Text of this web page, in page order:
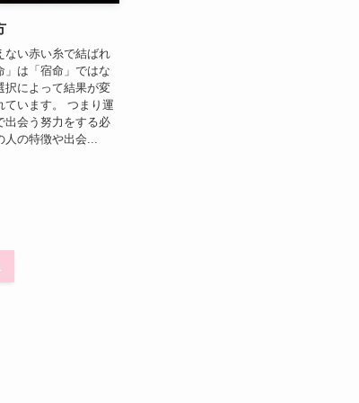
ない赤い糸で結ばれ
」は「宿命」ではな
択によって結果が変
ています。 つまり運
出会う努力をする必
人の特徴や出会...